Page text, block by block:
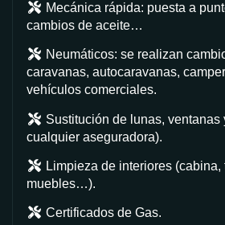
Mecánica rápida: puesta a
cambios de aceite…
Neumáticos: se realizan
caravanas, autocaravanas,
vehículos comerciales.
Sustitución de lunas, ventanas
cualquier aseguradora).
Limpieza de interiores (cabina,
muebles…).
Certificados de Gas.